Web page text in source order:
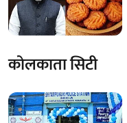
कोलकाता सिटी